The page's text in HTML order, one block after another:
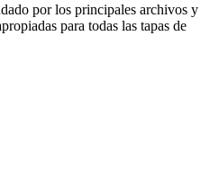
por los principales archivos y
para todas las tapas de